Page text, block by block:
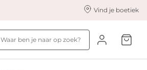
Vind je boetiek
Waar ben je naar op zoek?
Ontdek jouw maat
Bh-maat test